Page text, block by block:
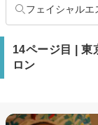
フェイシャルエ
14ページ目 | 東
ロン